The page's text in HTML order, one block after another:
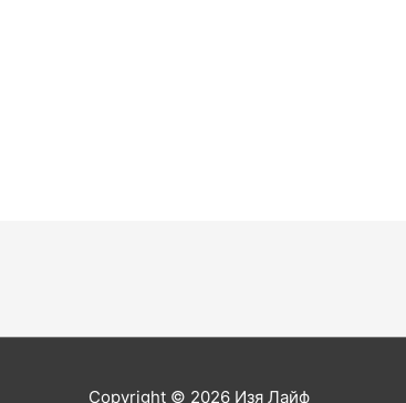
Copyright © 2026 Изя Лайф